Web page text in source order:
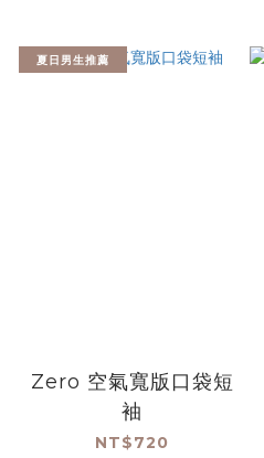
夏日男生推薦
Zero 空氣寬版口袋短
袖
NT$720